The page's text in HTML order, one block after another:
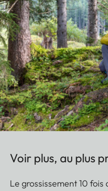
Voir plus, au plus
Le grossissement 10